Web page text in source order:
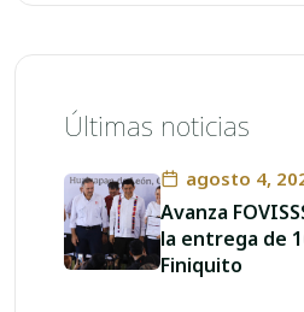
Últimas noticias
agosto 4,
Avanza
la entrega de
Finiquito